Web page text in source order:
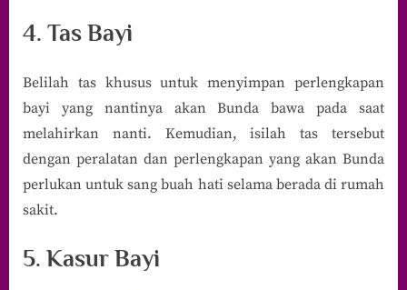
4. Tas Bayi
Belilah tas khusus untuk menyimpan perlengkapan
bayi yang nantinya akan Bunda bawa pada saat
melahirkan nanti. Kemudian, isilah tas tersebut
dengan peralatan dan perlengkapan yang akan Bunda
perlukan untuk sang buah hati selama berada di rumah
sakit.
5. Kasur Bayi